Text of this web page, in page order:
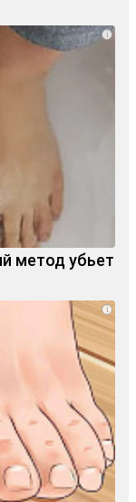
i
метод убьет
i